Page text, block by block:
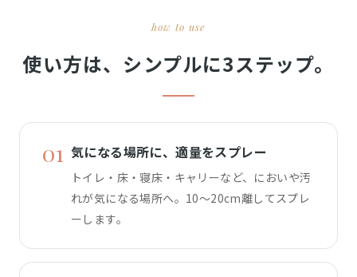
how to use
使い方は、シンプルに3ステップ。
01 気になる場所に、適量をスプレー
トイレ・床・寝床・キャリーなど、においや汚
れが気になる場所へ。10〜20cm離してスプレ
ーします。